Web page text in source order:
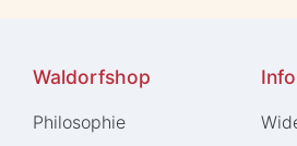
Waldorfshop
Philosophie